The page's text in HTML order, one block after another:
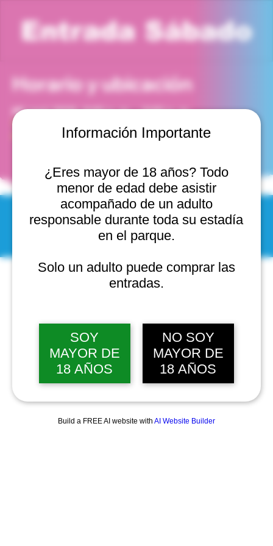
Información Importante
¿Eres mayor de 18 años? Todo
menor de edad debe asistir
acompañado de un adulto
responsable durante toda su estadía
en el parque.
Solo un adulto puede comprar las
entradas.
SOY
MAYOR DE
18 AÑOS
NO SOY
MAYOR DE
18 AÑOS
Build a FREE AI website with AI Website Builder
Entrada Sábado
Horario y ubicación
08 sept 2029, 8:00 p. m. – 9:00 p. m.
Viña del Mar, Cam. Internacional 2440, 2541754 Viña
del Mar, Valparaíso, Chile